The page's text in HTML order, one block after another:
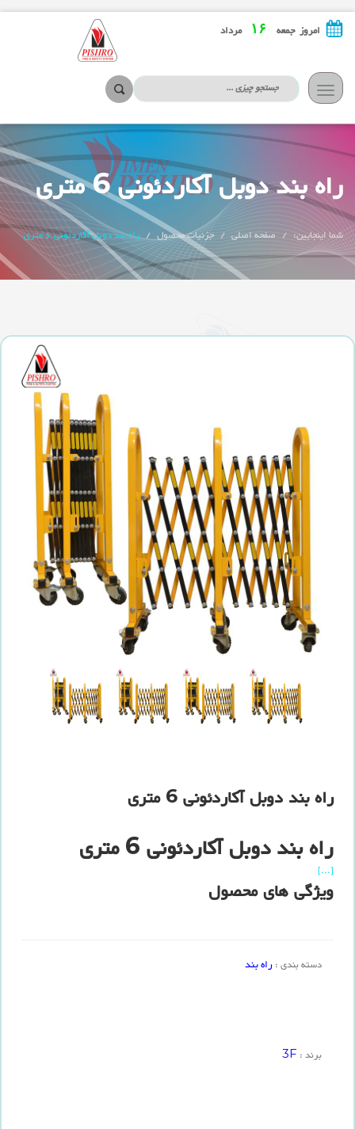
امروز جمعه مرداد
تعویض
ناوبری
راه بند دوبل آکاردئونی 6 متری
شما اینجایین: صفحه اصلی جزئیات محصول راه بند دوبل آکاردئونی 6 متری
راه بند دوبل آکاردئونی 6 متری
راه بند دوبل آکاردئونی 6 متری
[...]
ویژگی های محصول
دسته بندی :راه بند
برند : 3F